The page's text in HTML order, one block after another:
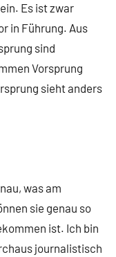
Es ist zwar
in Führung. Aus
sind
Vorsprung
sieht anders
was am
sie genau so
ist. Ich bin
journalistisch